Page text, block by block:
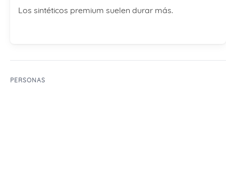
Los sintéticos premium suelen durar más.
PERSONAS